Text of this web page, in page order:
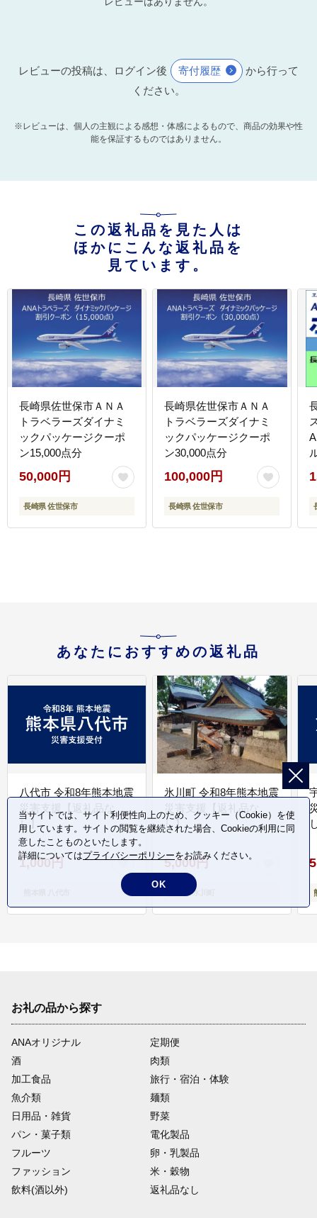
レビューの投稿は、ログイン後 寄付履歴
から行って
ください。
※レビューは、個人の主観による感想・体感によるもので、商品の効果や性
能を保証するものではありません。
この返礼品を見た人は
ほかにこんな返礼品を
見ています。
長崎県佐世保市ＡＮＡ
トラベラーズダイナミ
ックパッケージクーポ
ン15,000点分
50,000円
長崎県 佐世保市
長崎県佐世保市ＡＮＡ
トラベラーズダイナミ
ックパッケージクーポ
ン30,000点分
100,000円
長崎県 佐世保市
あなたにおすすめの返礼品
八代市 令和8年熊本地震
災害支援【返礼品な
し】
1,000円
氷川町 令和8年熊本地震
災害支援【返礼品な
し】
5,000円
熊本県 氷川町
お礼の品から探す
ANAオリジナル
定期便
酒
肉類
加工食品
旅行・宿泊・体験
魚介類
麺類
日用品・雑貨
野菜
パン・菓子類
電化製品
フルーツ
卵・乳製品
ファッション
米・穀物
飲料(酒以外)
返礼品なし
当サイトでは、サイト利便性向上のため、クッキー（Cookie）を使
用しています。サイトの閲覧を継続された場合、Cookieの利用に同
意したことものといたします。
詳細についてはプライバシーポリシーをお読みください。
OK